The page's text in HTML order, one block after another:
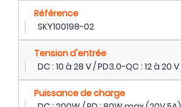
Référence
SKY100198-02
Tension d'entrée
DC : 10 à 28 V / PD3.0-QC : 12 à 20 V
Puissance de charge